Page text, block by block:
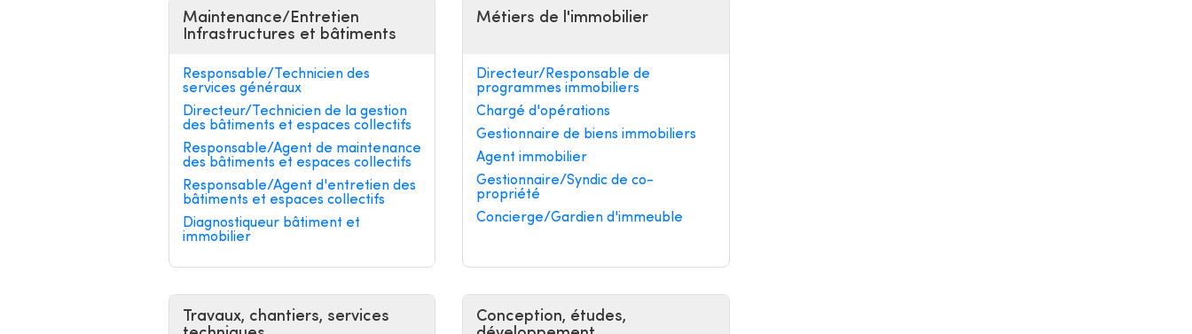
Maintenance/Entretien
Infrastructures et bâtiments
Responsable/Technicien des
services généraux
Directeur/Technicien de la gestion
des bâtiments et espaces collectifs
Responsable/Agent de maintenance
des bâtiments et espaces collectifs
Responsable/Agent d'entretien des
bâtiments et espaces collectifs
Diagnostiqueur bâtiment et
immobilier
Métiers de l'immobilier
Directeur/Responsable de
programmes immobiliers
Chargé d'opérations
Gestionnaire de biens immobiliers
Agent immobilier
Gestionnaire/Syndic de co-
propriété
Concierge/Gardien d'immeuble
Travaux, chantiers, services
Conception, études,